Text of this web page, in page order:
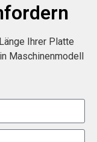
Ihrer Platte
Maschinenmodell